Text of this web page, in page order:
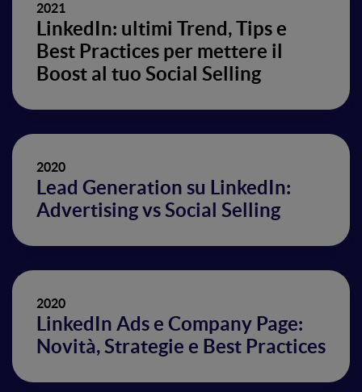
2021
LinkedIn: ultimi Trend, Tips e
Best Practices per mettere il
Boost al tuo Social Selling
2020
Lead Generation su LinkedIn:
Advertising vs Social Selling
2020
LinkedIn Ads e Company Page:
Novità, Strategie e Best Practices